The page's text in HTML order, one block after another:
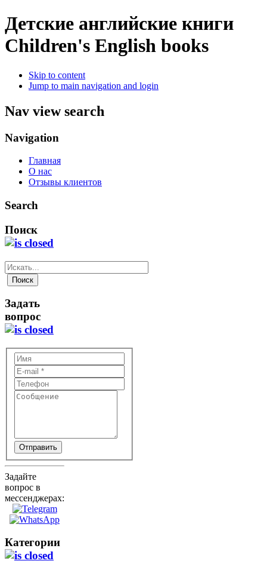
Детские английские книги
Children's English books
Skip to content
Jump to main navigation and login
Nav view search
Navigation
Главная
О нас
Отзывы клиентов
Search
Поиск
Задать
вопрос
Отправить
Задайте
вопрос в
мессенджерах:
Категории